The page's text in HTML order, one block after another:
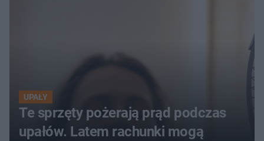
UPAŁY
Te sprzęty pożerają prąd podczas
upałów. Latem rachunki mogą